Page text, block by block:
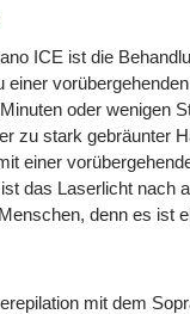
ICE ist die
oder wenigen
zu stark gebräunter
einer
das Laserlicht
denn es ist
mit dem